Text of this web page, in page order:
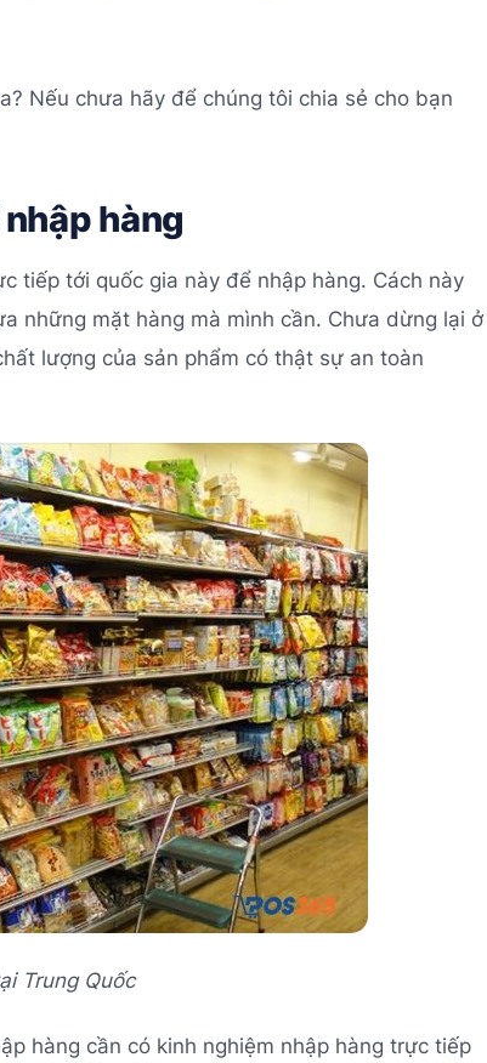
Nếu chưa hãy để chúng tôi chia sẻ cho bạn
hàng
tiếp tới quốc gia này để nhập hàng. Cách này
những mặt hàng mà mình cần. Chưa dừng lại ở
lượng của sản phẩm có thật sự an toàn
Trung Quốc
hàng cần có kinh nghiệm nhập hàng trực tiếp